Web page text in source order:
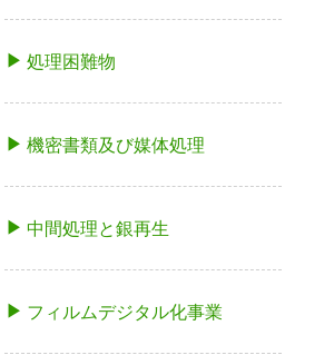
処理困難物
機密書類及び媒体処理
中間処理と銀再生
フィルムデジタル化事業